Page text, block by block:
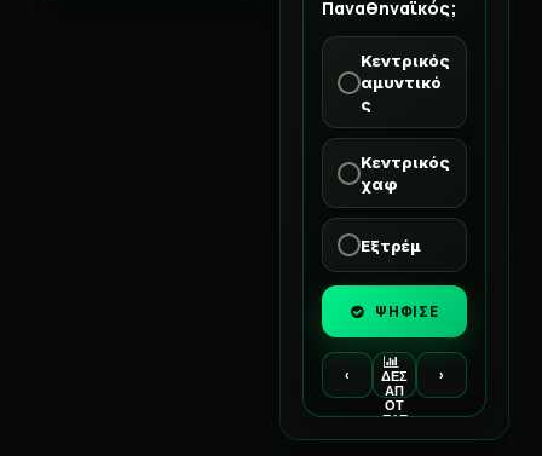
Παναθηναϊκός;
Κεντρικός
αμυντικό
ς
Κεντρικός
χαφ
Εξτρέμ
ΨΗΦΙΣΕ
‹
ΔΕΣ
ΑΠ
ΟΤ
ΕΛΕ
›